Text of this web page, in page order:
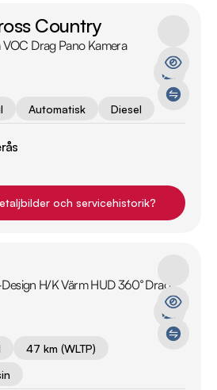
Country
Drag Pano Kamera
Automatisk Diesel
och servicehistorik?
H/K Värm HUD 360° Drag
47 km (WLTP)